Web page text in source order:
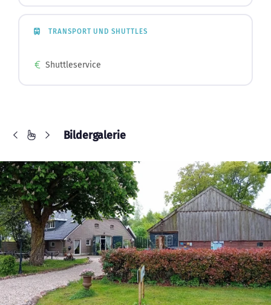
TRANSPORT UND SHUTTLES
Shuttleservice
Bildergalerie